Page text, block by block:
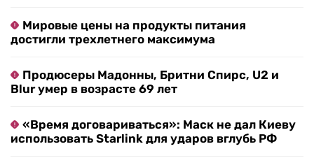
Мировые цены на продукты питания
достигли трехлетнего максимума
Продюсеры Мадонны, Бритни Спирс, U2 и
Blur умер в возрасте 69 лет
«Время договариваться»: Маск не дал Киеву
использовать Starlink для ударов вглубь РФ